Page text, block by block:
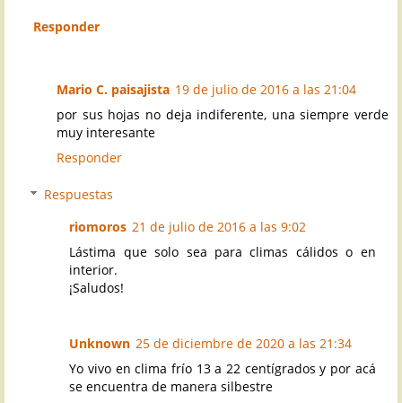
Responder
Mario C. paisajista 19 de julio de 2016 a las 21:04
por sus hojas no deja indiferente, una siempre verde
muy interesante
Responder
Respuestas
riomoros 21 de julio de 2016 a las 9:02
Lástima que solo sea para climas cálidos o en
interior.
¡Saludos!
Unknown 25 de diciembre de 2020 a las 21:34
Yo vivo en clima frío 13 a 22 centígrados y por acá
se encuentra de manera silbestre